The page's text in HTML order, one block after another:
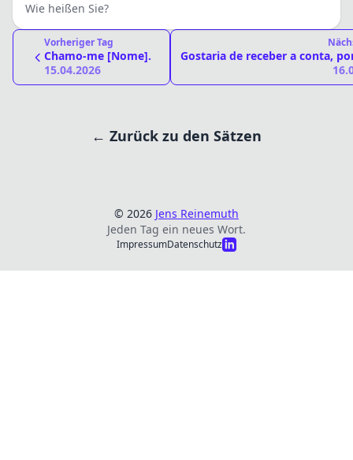
Wie heißen Sie?
Vorheriger Tag
Chamo-me [Nome].
15.04.2026
Gostaria de receber a conta,
← Zurück zu den Sätzen
© 2026 Jens Reinemuth
Jeden Tag ein neues Wort.
ImpressumDatenschutz